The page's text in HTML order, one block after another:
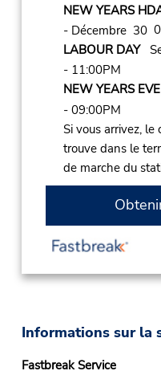
NEW YEARS
- Décembre 30
LABOUR DAY
- 11:00PM
NEW YEARS EVE
- 09:00PM
Si vous arrivez,
trouve dans le
de marche du
Informations sur la
Fastbreak Service